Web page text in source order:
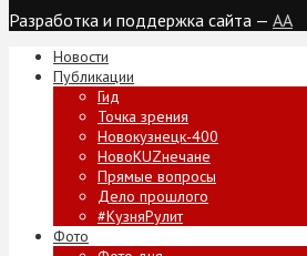
Разработка и поддержка сайта — AA
Новости
Публикации
Гид
Точка зрения
Новокузнецк-400
НовоKUZнечане
Прямые вопросы
Дело прошлого
#КузняРулит
Фото